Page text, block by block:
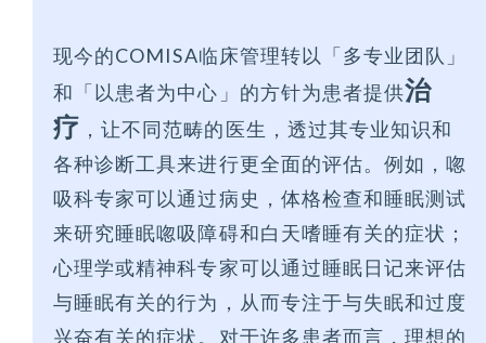
现今的COMISA临床管理转以「多专业团队」
和「以患者为中心」的方针为患者提供治
疗 ，让不同范畴的医生，透过其专业知识和
各种诊断工具来进行更全面的评估。例如，唿
吸科专家可以通过病史，体格检查和睡眠测试
来研究睡眠唿吸障碍和白天嗜睡有关的症状；
心理学或精神科专家可以通过睡眠日记来评估
与睡眠有关的行为，从而专注于与失眠和过度
兴奋有关的症状。对于许多患者而言，理想的